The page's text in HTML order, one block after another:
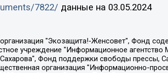
7822/ данные на 03.05.2024
фонд "Гражданский союз", "Север.Реалии", Некоммерческая организация Фонд "Правовая инициатива", Общество с ограниченной ответственностью "Радио Свободная Европа/Радио Свобода", Чешское информационное агентство "MEDIUM-ORIENT", Красноярская региональная общественная организация "Мы против СПИДа", Камалягин Денис Николаевич, Маркелов Сергей Евгеньевич, Пономарев Лев Александрович, Савицкая Людмила Алексеевна, Автономная некоммерческая организация "Центр по работе с проблемой насилия "НАСИЛИЮ.НЕТ", Межрегиональный профессиональный союз работников здравоохранения "Альянс врачей", Юридическое лицо, зарегистрированное в Латвийской Республике, SIA "Medusa Project" (регистрационный номер 40103797863, дата регистрации 10.06.2014), Некоммерческая организация "Фонд по борьбе с коррупцией", Автономная некоммерческая организация "Институт права и публичной политики", Баданин Роман Сергеевич, Гликин Максим Александрович, Железнова Мария Михайловна, Лукьянова Юлия Сергеевна, Маетная Елизавета Витальевна, Маняхин Петр Борисович, Чуракова Ольга Владимировна, Ярош Юлия Петровна, Юридическое лицо "The Insider SIA", зарегистрированное в Риге, Латвийская Республика (дата регистрации 26.06.2015), являющееся администратором доменного имени интернет-издания "The Insider SIA", https://theins.ru, Постернак Алексей Евгеньевич, Рубин Михаил Аркадьевич, Анин Роман Александрович, Юридическое лицо Istories fonds, зарегистрированное в Латвийской Республике (регистрационный номер 50008295751, дата регистрации 24.02.2020), Великовский Дмитрий Александрович, Долинина Ирина Николаевна, Мароховская Алеся Алексеевна, Шлейнов Роман Юрьевич, Шмагун Олеся Валентиновна, Общество с ограниченной ответственностью "Альтаир 2021", Общество с ограниченной ответственностью "Вега 2021", Общество с ограниченной ответственностью "Главный редактор 2021", Общество с ограниченной ответственностью "Ромашки монолит", Важенков Артем Валерьевич, Ивановская областная общественная организация "Центр гендерных исследований", Гурман Юрий Альбертович, Медиапроект "ОВД-Инфо", Егоров Владимир Владимирович, Жилинский Владимир Александрович, Общество с ограниченной ответственностью "ЗП", Иванова София Юрьевна, Карезина Инна Павловна, Кильтау Екатерина Викторовна, Петров Алексей Викторович, Пискунов Сергей Евгеньевич, Смирнов Сергей Сергеевич, Тихонов Михаил Сергеевич, Общество с ограниченной ответственностью "ЖУРНАЛИСТ-ИНОСТРАННЫЙ АГЕНТ", Арапова Галина Юрьевна, Вольтская Татьяна Анатольевна, Американская компания "Mason G.E.S. Anonymous Foundation" (США), являющаяся владельцем интернет-издания https://mnews.world/, Компания "Stichting Bellingcat", зарегистрированная в Нидерландах (дата регистрации 11.07.2018), Захаров